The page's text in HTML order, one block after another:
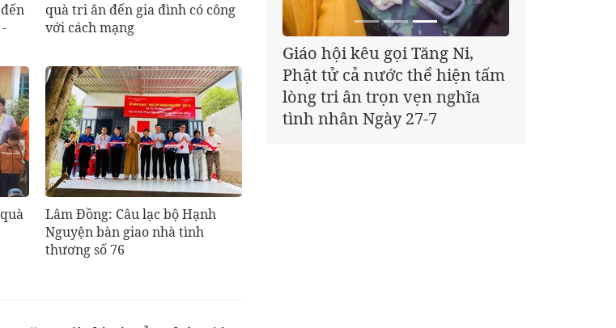
quà tri ân đến gia đình có công
với cách mạng
Lâm Đồng: Câu lạc bộ Hạnh
Nguyện bàn giao nhà tình
thương số 76
Đã có 25/34 tỉnh, thành phố
tổ chức Đại hội đại biểu Phật
giáo nhiệm kỳ 2026-2031